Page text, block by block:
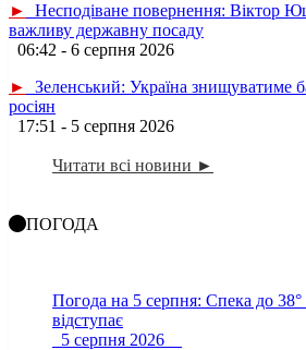
►
Несподіване повернення: Віктор
важливу державну посаду
06:42 - 6 серпня 2026
►
Зеленський: Україна знищуватиме
росіян
17:51 - 5 серпня 2026
Читати всі новини ►
ПОГОДА
Погода на 5 серпня: Спека до 38°
відступає
5 серпня 2026